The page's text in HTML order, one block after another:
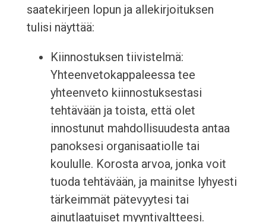
saatekirjeen lopun ja allekirjoituksen
tulisi näyttää:
Kiinnostuksen tiivistelmä:
Yhteenvetokappaleessa tee
yhteenveto kiinnostuksestasi
tehtävään ja toista, että olet
innostunut mahdollisuudesta antaa
panoksesi organisaatiolle tai
koululle. Korosta arvoa, jonka voit
tuoda tehtävään, ja mainitse lyhyesti
tärkeimmät pätevyytesi tai
ainutlaatuiset myyntivaltteesi.